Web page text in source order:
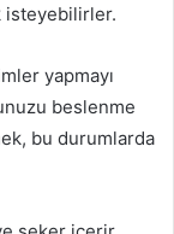
isteyebilirler.
yapmayı
beslenme
bu durumlarda